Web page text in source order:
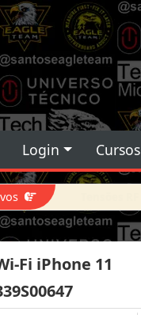
principal
Login Cursos
Fi iPhone 11